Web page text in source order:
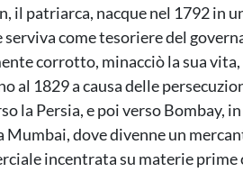
il patriarca, nacque nel 1792 in
serviva come tesoriere del
corrotto, minacciò la sua
al 1829 a causa delle
la Persia, e poi verso Bombay,
dove divenne un
incentrata su materie prime